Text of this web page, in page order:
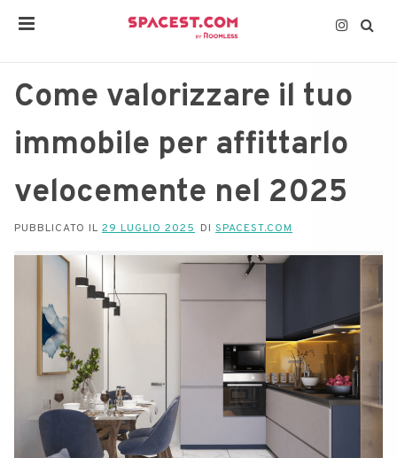
Come valorizzare il tuo
immobile per affittarlo
velocemente nel 2025
PUBBLICATO IL 29 LUGLIO 2025 DI SPACEST.COM